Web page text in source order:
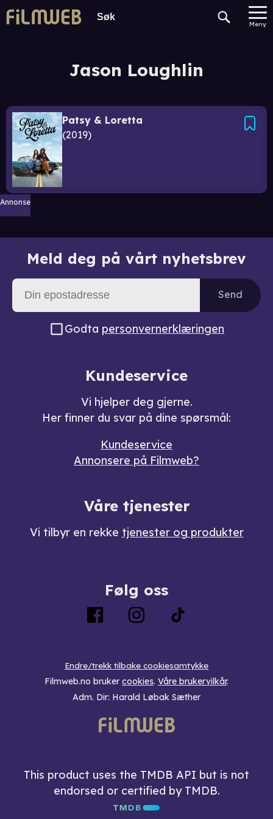
Meny
Jason Loughlin
Patsy & Loretta
2019
Annonse
Meld deg på vårt nyhetsbrev
Send
Godta personvernerklæringen
Kundeservice
Vi hjelper deg gjerne.
Her finner du svar på dine spørsmål:
Kundeservice
Annonsere på Filmweb?
Våre tjenester
Vi tilbyr en rekke tjenester og produkter
Følg oss
Endre/trekk tilbake cookiesamtykke
Filmweb.no bruker cookies. Våre brukervilkår.
Adm. Dir: Harald Løbak Sæther
This product uses the TMDB API but is not
endorsed or certified by TMDB.